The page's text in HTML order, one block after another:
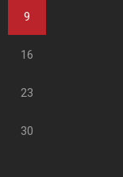
9
16
23
30